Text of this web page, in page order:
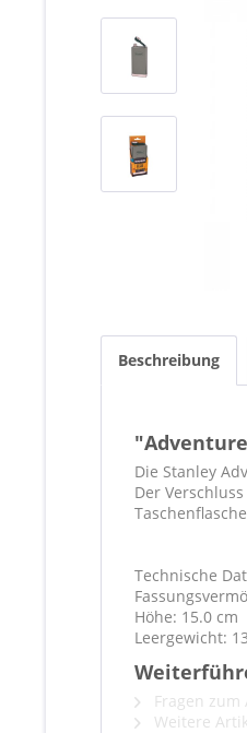
Beschreibung
Die Stanley
Der
Technische
Höhe: 15.0 cm
Leergewicht:
Fragen zum
Weitere